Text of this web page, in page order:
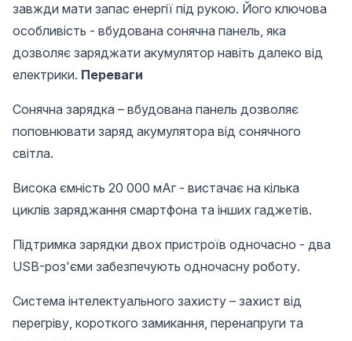
завжди мати запас енергії під рукою. Його ключова
особливість - вбудована сонячна панель, яка
дозволяє заряджати акумулятор навіть далеко від
електрики. Переваги
Сонячна зарядка – вбудована панель дозволяє
поповнювати заряд акумулятора від сонячного
світла.
Висока ємність 20 000 мАг - вистачає на кілька
циклів заряджання смартфона та інших гаджетів.
Підтримка зарядки двох пристроїв одночасно - два
USB-роз'єми забезпечують одночасну роботу.
Система інтелектуального захисту – захист від
перегріву, короткого замикання, перенапруги та